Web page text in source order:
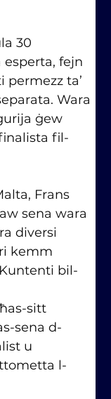
30
esperta, fejn
ta’
Wara
ġew
fil-
Frans
sena wara
diversi
kemm
bil-
sitt
sena d-
u
l-